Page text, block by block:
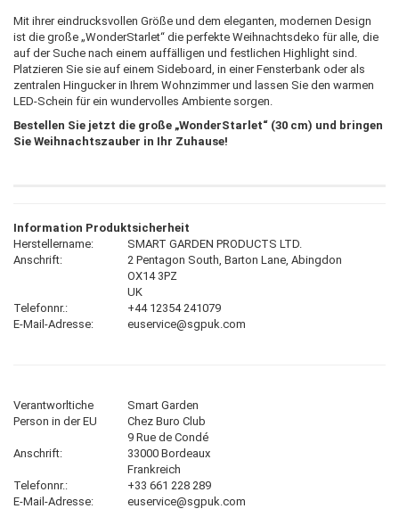
Mit ihrer eindrucksvollen Größe und dem eleganten, modernen Design
ist die große „WonderStarlet“ die perfekte Weihnachtsdeko für alle, die
auf der Suche nach einem auffälligen und festlichen Highlight sind.
Platzieren Sie sie auf einem Sideboard, in einer Fensterbank oder als
zentralen Hingucker in Ihrem Wohnzimmer und lassen Sie den warmen
LED-Schein für ein wundervolles Ambiente sorgen.
Bestellen Sie jetzt die große „WonderStarlet“ (30 cm) und bringen
Sie Weihnachtszauber in Ihr Zuhause!
Information Produktsicherheit
Herstellername:
SMART GARDEN PRODUCTS LTD.
Anschrift:
2 Pentagon South, Barton Lane, Abingdon
OX14 3PZ
UK
Telefonnr.:
+44 12354 241079
E-Mail-Adresse:
euservice@sgpuk.com
Verantworltiche
Person in der EU
Smart Garden
Chez Buro Club
Anschrift:
9 Rue de Condé
33000 Bordeaux
Frankreich
Telefonnr.:
+33 661 228 289
E-Mail-Adresse:
euservice@sgpuk.com